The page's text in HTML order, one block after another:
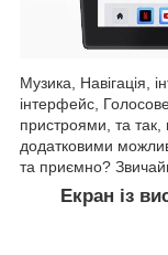
Музика, Навігація,
інтерфейс,
пристроями, та
додатковими
та приємно?
Екран із